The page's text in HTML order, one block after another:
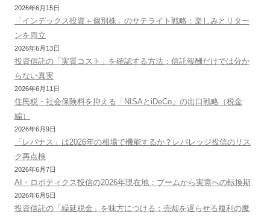
2026年6月15日
「インデックス投資＋個別株」のサテライト戦略：楽しみとリター
ンを両立
2026年6月13日
投資信託の「実質コスト」を確認する方法：信託報酬だけでは分か
らない真実
2026年6月11日
住民税・社会保険料を抑える「NISAとiDeCo」の出口戦略（税金
編）
2026年6月9日
「レバナス」は2026年の相場で機能するか？レバレッジ投信のリス
ク再点検
2026年6月7日
AI・ロボティクス投信の2026年現在地：ブームから実需への転換期
2026年6月5日
投資信託の「繰延税金」を味方につける：売却を遅らせる複利の魔